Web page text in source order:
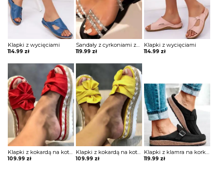
Klapki z wycięciami
114.99 zł
Sandały z cyrkoniami zapinane na łydce
119.99 zł
Klapki z wycięciami
114.99 zł
109.99 zł
Klapki z kokardą na koturnie
109.99 zł 119.99 zł